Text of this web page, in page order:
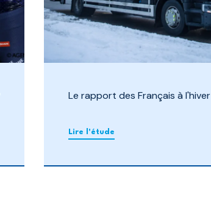
Le rapport des Français à l'hiver
Lire l'étude